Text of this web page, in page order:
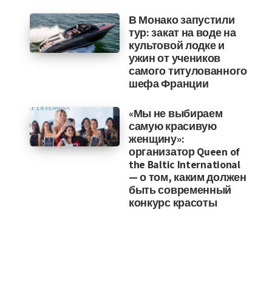
В Монако запустили
тур: закат на воде на
культовой лодке и
ужин от учеников
самого титулованного
шефа Франции
«Мы не выбираем
самую красивую
женщину»:
организатор Queen of
the Baltic International
— о том, каким должен
быть современный
конкурс красоты